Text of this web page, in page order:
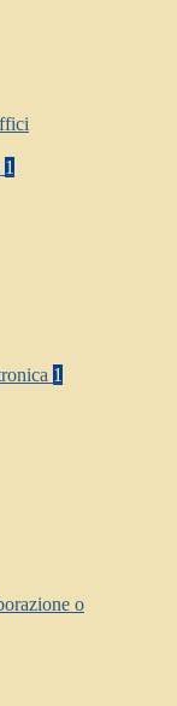
1
1
o